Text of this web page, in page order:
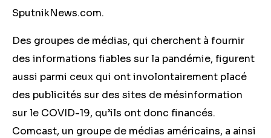
SputnikNews.com.
Des groupes de médias, qui cherchent à fournir
des informations fiables sur la pandémie, figurent
aussi parmi ceux qui ont involontairement placé
des publicités sur des sites de mésinformation
sur le COVID-19, qu’ils ont donc financés.
Comcast, un groupe de médias américains, a ainsi